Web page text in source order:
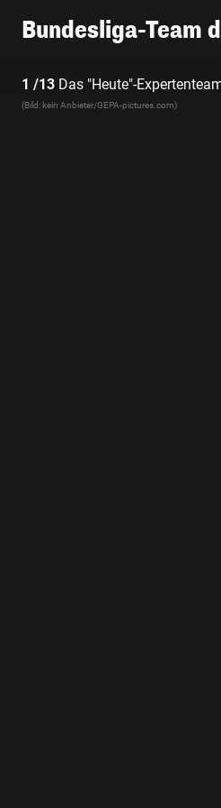
Bundesliga-Team
1 /13 Das "Heute"-
(Bild: kein Anbieter/GEPA-pictures.com)